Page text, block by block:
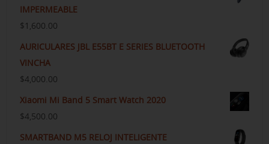
IMPERMEABLE
$1,600.00
AURICULARES JBL E55BT E SERIES BLUETOOTH
VINCHA
$4,000.00
Xiaomi Mi Band 5 Smart Watch 2020
$4,500.00
SMARTBAND M5 RELOJ INTELIGENTE